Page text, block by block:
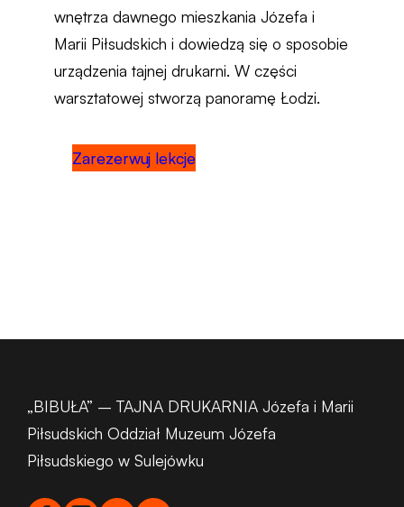
wnętrza dawnego mieszkania Józefa i
Marii Piłsudskich i dowiedzą się o sposobie
urządzenia tajnej drukarni. W części
warsztatowej stworzą panoramę Łodzi.
Zarezerwuj lekcje
„BIBUŁA” – TAJNA DRUKARNIA Józefa i Marii
Piłsudskich Oddział Muzeum Józefa
Piłsudskiego w Sulejówku